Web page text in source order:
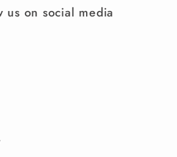
us on social media